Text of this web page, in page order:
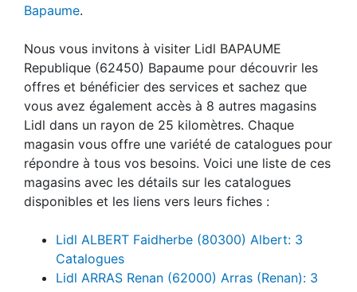
Bapaume.
Nous vous invitons à visiter Lidl BAPAUME
Republique (62450) Bapaume pour découvrir les
offres et bénéficier des services et sachez que
vous avez également accès à 8 autres magasins
Lidl dans un rayon de 25 kilomètres. Chaque
magasin vous offre une variété de catalogues pour
répondre à tous vos besoins. Voici une liste de ces
magasins avec les détails sur les catalogues
disponibles et les liens vers leurs fiches :
Lidl ALBERT Faidherbe (80300) Albert: 3
Catalogues
Lidl ARRAS Renan (62000) Arras (Renan): 3